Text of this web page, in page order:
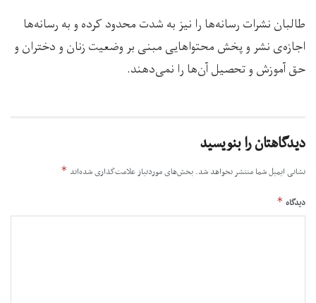
طالبان نشرات رسانه‌ها را نیز به شدت محدود کرده و به رسانه‌ها
اجازه‌ی نشر و پخش محتواهایی مبنی بر وضعیت زنان و دختران و
حق آموزش و تحصیل آن‌ها را نمی‌دهند.
دیدگاهتان را بنویسید
نشانی ایمیل شما منتشر نخواهد شد. بخش‌های موردنیاز علامت‌گذاری شده‌اند *
دیدگاه *